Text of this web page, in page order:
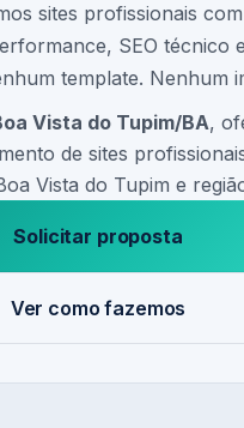
sites profissionais
SEO técnico
template. Nenhum
Vista do Tupim/BA,
de sites
Vista do Tupim e
Solicitar proposta
Ver como fazemos